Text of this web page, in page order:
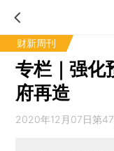
财新周刊
专栏｜强化
府再造
2020年12月07日第